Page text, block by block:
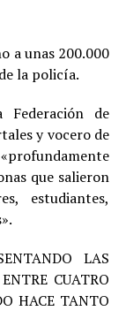
a unas 200.000
la policía.
Federación de
y vocero de
que salieron
estudiantes,
LAS
CUATRO
HACE TANTO